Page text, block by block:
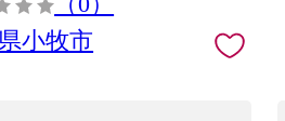
小牧市